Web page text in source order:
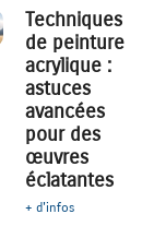
Techniques
de peinture
acrylique :
astuces
avancées
pour des
œuvres
éclatantes
+ d'infos